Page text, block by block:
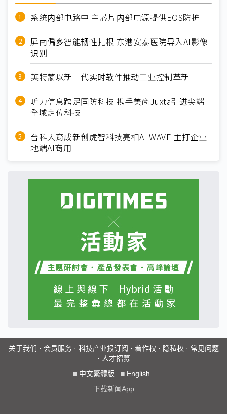
系统内部电路中 主芯片内部电源提供EOS防护
屏南偏乡智能韧性扎根 东港安泰医院导入AI影像
识别
英特蒙以新一代实时软件推动工业控制革新
昕力信息跨足国防科技 携手美商Juxta引进尖端
全域定位科技
台科大育成新创虎智科技亮相AI WAVE 主打企业
地端AI商用
关于我们 · 会员服务· 科技产业报订阅 · 着作权 · 隐私权 · 常见问题
· 人才招募
■ 中文繁體版 ■ English
下载新闻App